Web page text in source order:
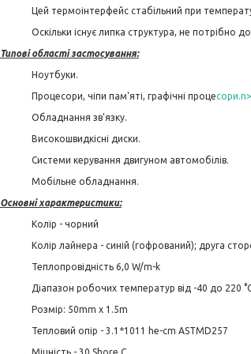
Цей термоінтерфейс стабільний при
Оскільки існує липка структура, не
Типові області застосування:
Ноутбуки.
Процесори, чіпи пам'яті, графічні процесори.n>
Обладнання зв'язку.
Високошвидкісні диски.
Системи керування двигуном автомобілів.
Мобільне обладнання.
Основні характеристики:
Колір - чорний
Колір лайнера - синій (гофрований); друга
Теплопровідність 6,0 W/m-k
Діапазон робочих температур від -40 до 220
Розмір: 50mm x 1.5m
Тепловий опір - 3.1*1011 he-cm ASTMD257
Міцність - 30 Shore C